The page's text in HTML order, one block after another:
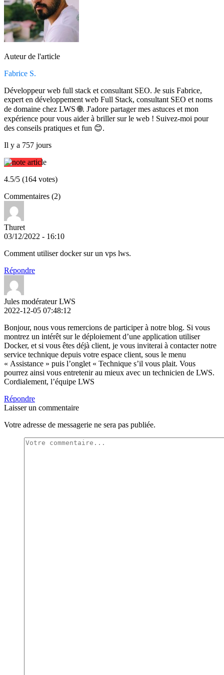
Auteur de l'article
Fabrice S.
Développeur web full stack et consultant SEO. Je suis Fabrice,
expert en développement web Full Stack, consultant SEO et noms
de domaine chez LWS 🌐. J'adore partager mes astuces et mon
expérience pour vous aider à briller sur le web ! Suivez-moi pour
des conseils pratiques et fun 😊.
Il y a 757 jours
4.5/5 (164 votes)
Commentaires (2)
Thuret
03/12/2022 - 16:10
Comment utiliser docker sur un vps lws.
Répondre
Jules modérateur LWS
2022-12-05 07:48:12
Bonjour, nous vous remercions de participer à notre blog. Si vous
montrez un intérêt sur le déploiement d’une application utiliser
Docker, et si vous êtes déjà client, je vous inviterai à contacter notre
service technique depuis votre espace client, sous le menu
« Assistance » puis l’onglet « Technique s’il vous plait. Vous
pourrez ainsi vous entretenir au mieux avec un technicien de LWS.
Cordialement, l’équipe LWS
Répondre
Laisser un commentaire
Votre adresse de messagerie ne sera pas publiée.